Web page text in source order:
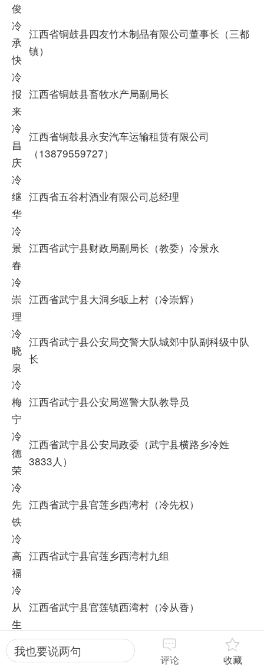
俊
冷
承
快
江西省铜鼓县四友竹木制品有限公司董事长（三都
镇）
冷
报
来
江西省铜鼓县畜牧水产局副局长
冷
昌
庆
江西省铜鼓县永安汽车运输租赁有限公司
（13879559727）
冷
继
华
江西省五谷村酒业有限公司总经理
冷
景
春
江西省武宁县财政局副局长（教委）冷景永
冷
崇
理
江西省武宁县大洞乡畈上村（冷崇辉）
冷
晓
泉
江西省武宁县公安局交警大队城郊中队副科级中队
长
冷
梅
宁
江西省武宁县公安局巡警大队教导员
冷
德
荣
江西省武宁县公安局政委（武宁县横路乡冷姓
3833人）
冷
先
铁
江西省武宁县官莲乡西湾村（冷先权）
冷
高
福
江西省武宁县官莲乡西湾村九组
冷
从
生
江西省武宁县官莲镇西湾村（冷从香）
冷
绪 江西省武宁县国土资源局党总书记
我也要说两句
评论 收藏